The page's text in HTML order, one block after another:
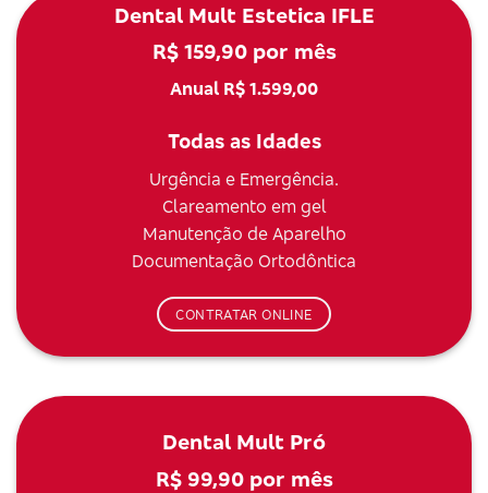
Dental Mult Estetica IFLE
R$ 159,90 por mês
Anual R$ 1.599,00
Todas as Idades
Urgência e Emergência.
Clareamento em gel
Manutenção de Aparelho
Documentação Ortodôntica
CONTRATAR ONLINE
Dental Mult Pró
R$ 99,90 por mês